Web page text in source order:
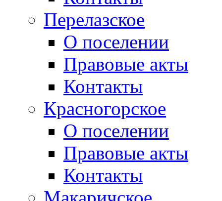
Перелазское
О поселении
Правовые акты
Контакты
Красногорское
О поселении
Правовые акты
Контакты